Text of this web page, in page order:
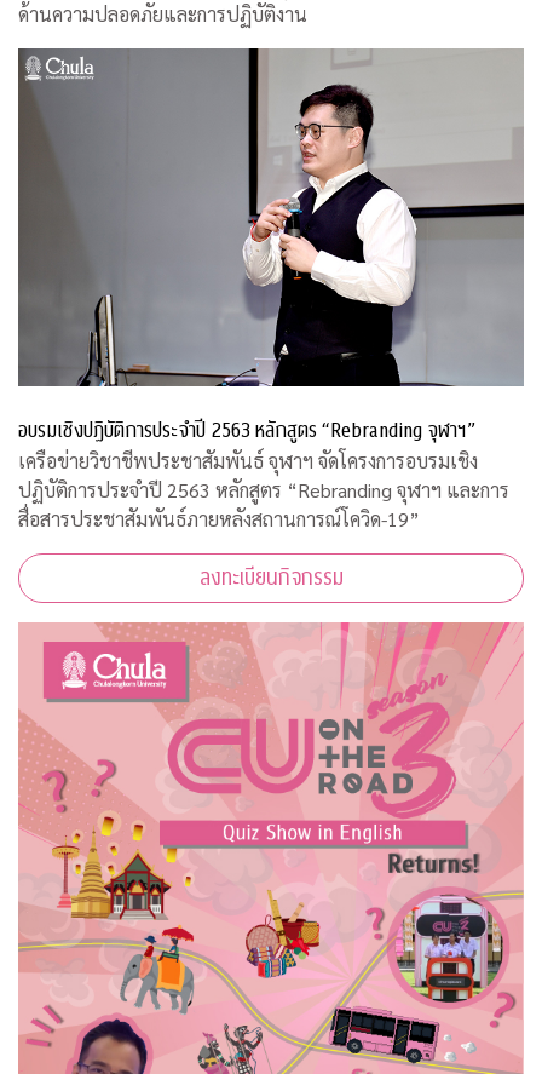
ด้านความปลอดภัยและการปฏิบัติงาน
อบรมเชิงปฏิบัติการประจำปี 2563 หลักสูตร “Rebranding จุฬาฯ”
เครือข่ายวิชาชีพประชาสัมพันธ์ จุฬาฯ จัดโครงการอบรมเชิง
ปฏิบัติการประจำปี 2563 หลักสูตร “Rebranding จุฬาฯ และการ
สื่อสารประชาสัมพันธ์ภายหลังสถานการณ์โควิด-19”
ลงทะเบียนกิจกรรม